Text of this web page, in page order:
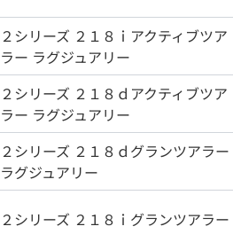
２シリーズ ２１８ｉアクティブツア
ラー ラグジュアリー
２シリーズ ２１８ｄアクティブツア
ラー ラグジュアリー
２シリーズ ２１８ｄグランツアラー
ラグジュアリー
２シリーズ ２１８ｉグランツアラー